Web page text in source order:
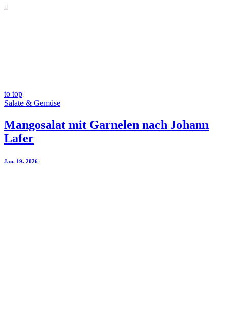
to top
Salate & Gemüse
Mangosalat mit Garnelen nach Johann
Lafer
Jan. 19. 2026